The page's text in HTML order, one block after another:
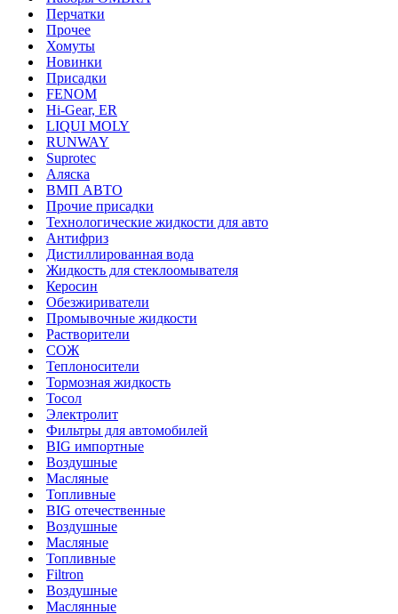
Перчатки
Прочее
Хомуты
Новинки
Присадки
FENOM
Hi-Gear, ER
LIQUI MOLY
RUNWAY
Suprotec
Аляска
ВМП АВТО
Прочие присадки
Технологические жидкости для авто
Антифриз
Дистиллированная вода
Жидкость для стеклоомывателя
Керосин
Обезжириватели
Промывочные жидкости
Растворители
СОЖ
Теплоносители
Тормозная жидкость
Тосол
Электролит
Фильтры для автомобилей
BIG импортные
Воздушные
Масляные
Топливные
BIG отечественные
Воздушные
Масляные
Топливные
Filtron
Воздушные
Маслянные